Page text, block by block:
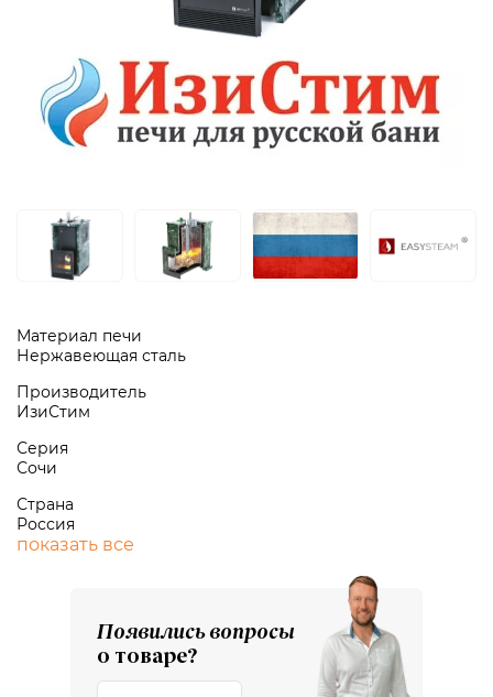
Материал печи
Нержавеющая сталь
Производитель
ИзиСтим
Серия
Сочи
Страна
Россия
показать все
Появились вопросы
о товаре?